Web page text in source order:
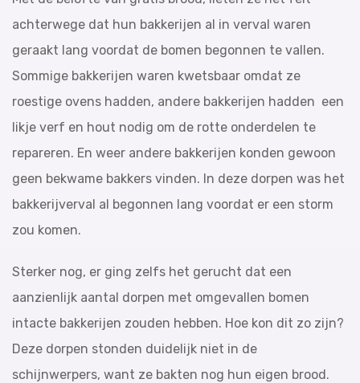
achterwege dat hun bakkerijen al in verval waren
geraakt lang voordat de bomen begonnen te vallen.
Sommige bakkerijen waren kwetsbaar omdat ze
roestige ovens hadden, andere bakkerijen hadden een
likje verf en hout nodig om de rotte onderdelen te
repareren. En weer andere bakkerijen konden gewoon
geen bekwame bakkers vinden. In deze dorpen was het
bakkerijverval al begonnen lang voordat er een storm
zou komen.
Sterker nog, er ging zelfs het gerucht dat een
aanzienlijk aantal dorpen met omgevallen bomen
intacte bakkerijen zouden hebben. Hoe kon dit zo zijn?
Deze dorpen stonden duidelijk niet in de
schijnwerpers, want ze bakten nog hun eigen brood.